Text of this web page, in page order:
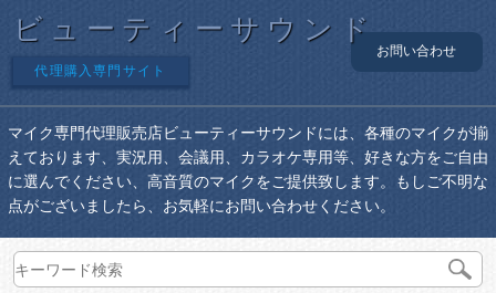
ビューティーサウンド
代理購入専門サイト
お問い合わせ
マイク専門代理販売店ビューティーサウンドには、各種のマイクが揃
えております、実況用、会議用、カラオケ専用等、好きな方をご自由
に選んでください、高音質のマイクをご提供致します。もしご不明な
点がございましたら、お気軽にお問い合わせください。